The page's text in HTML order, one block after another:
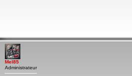
Mel85
Administrateur